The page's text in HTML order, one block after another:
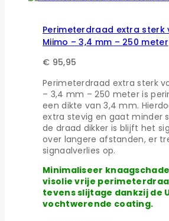
Perimeterdraad extra sterk
Miimo – 3,4 mm – 250 meter
€ 95,95
Perimeterdraad extra sterk
– 3,4 mm – 250 meter is
een dikte van 3,4 mm.
extra stevig en gaat minder
de draad dikker is blijft het
over langere afstanden, er
signaalverlies op.
Minimaliseer
visolie vrije
tevens slijtage dankzij de
vochtwerende coating.